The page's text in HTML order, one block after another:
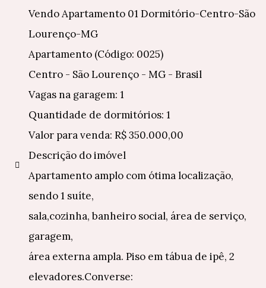
Vendo Apartamento 01 Dormitório-Centro-São
Lourenço-MG
Apartamento (Código: 0025)
Centro - São Lourenço - MG - Brasil
Vagas na garagem: 1
Quantidade de dormitórios: 1
Valor para venda: R$ 350.000,00
Descrição do imóvel
Apartamento amplo com ótima localização,
sendo 1 suíte,
sala,cozinha, banheiro social, área de serviço,
garagem,
área externa ampla. Piso em tábua de ipê, 2
elevadores.Converse: